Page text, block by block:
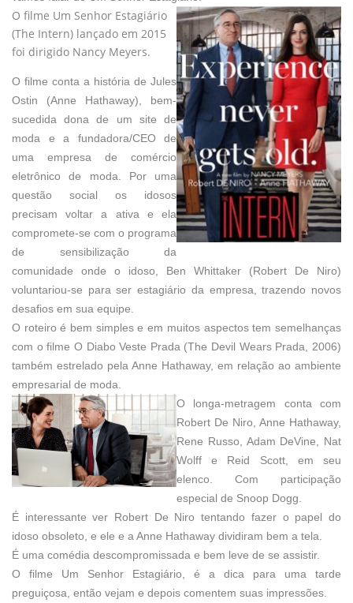
O filme Um Senhor Estagiário
(The Intern) lançado em 2015
foi dirigido Nancy Meyers.
O filme conta a história de Jules
Ostin (Anne Hathaway), bem-
sucedida dona de um site de
moda e a fundadora/CEO de
uma empresa de comércio
eletrônico de moda. Por uma
questão social os idosos
precisam voltar a ativa e ela
compromete-se com o programa
de sensibilização da
comunidade onde o idoso, Ben Whittaker (Robert De Niro)
voluntariou-se para ser estagiário da empresa, trazendo novos
desafios em sua equipe.
O roteiro é bem simples e em muitos aspectos tem semelhanças
com o filme O Diabo Veste Prada (The Devil Wears Prada, 2006)
também estrelado pela Anne Hathaway, em relação ao ambiente
empresarial de moda.
O longa-metragem conta com
Robert De Niro, Anne Hathaway,
Rene Russo, Adam DeVine, Nat
Wolff e Reid Scott, em seu
elenco. Com participação
especial de Snoop Dogg.
É interessante ver Robert De Niro tentando fazer o papel do
idoso obsoleto, e ele e a Anne Hathaway dividiram bem a tela.
É uma comédia descompromissada e bem leve de se assistir.
O filme Um Senhor Estagiário, é a dica para uma tarde
preguiçosa, então vejam e depois comentem suas impressões.